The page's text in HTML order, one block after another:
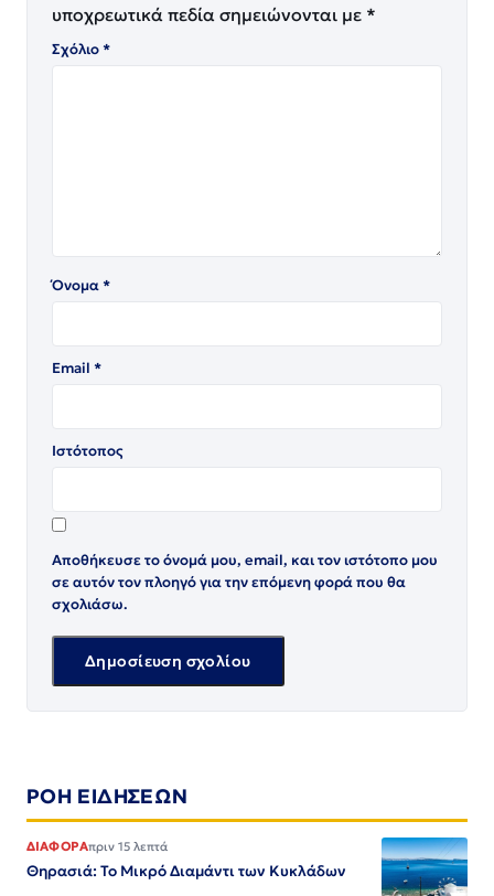
υποχρεωτικά πεδία σημειώνονται με *
Σχόλιο*
Όνομα*
Email *
Ιστότοπος
Αποθήκευσε το όνομά μου, email, και τον ιστότοπο μου
σε αυτόν τον πλοηγό για την επόμενη φορά που θα
σχολιάσω.
ΡΟΗ ΕΙΔΗΣΕΩΝ
ΔΙΑΦΟΡΑπριν 15 λεπτά
Θηρασιά: Το Μικρό Διαμάντι των Κυκλάδων